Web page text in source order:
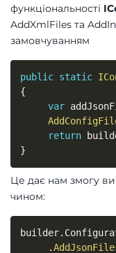
функціональності
AddXmlFiles та
замовчуванням
public static
{
var
return
}
Це дає нам змогу
чином:
builder.
.